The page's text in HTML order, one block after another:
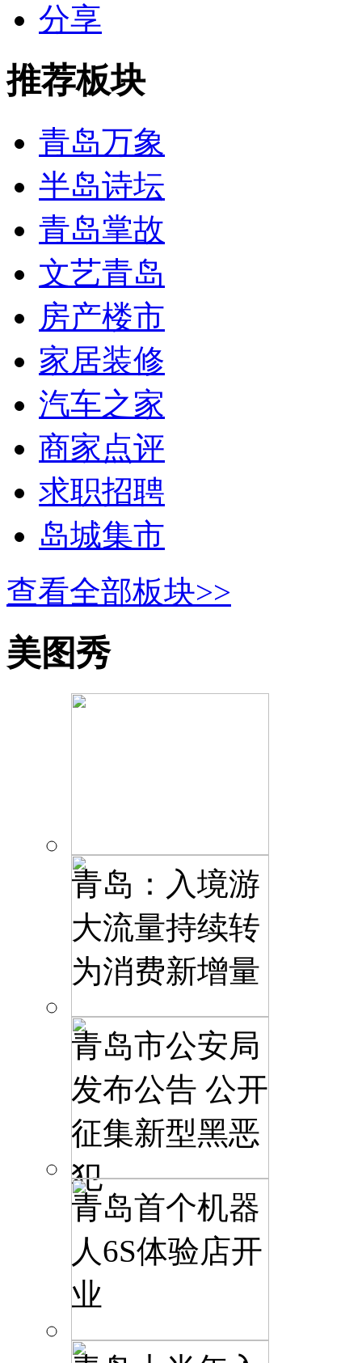
分享
推荐板块
青岛万象
半岛诗坛
青岛掌故
文艺青岛
房产楼市
家居装修
汽车之家
商家点评
求职招聘
岛城集市
查看全部板块>>
美图秀
青岛：入境游
大流量持续转
为消费新增量
青岛市公安局
发布公告 公开
征集新型黑恶
犯
青岛首个机器
人6S体验店开
业